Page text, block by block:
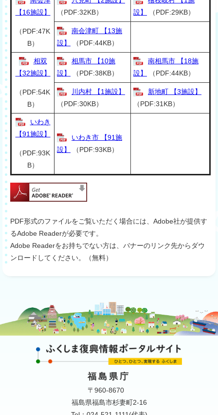
【16施設】
（PDF:47K
B）
（PDF:32KB）
設】
（PDF:29KB）
南会津町 【13施
設】
（PDF:44KB）
相双
【32施設】
（PDF:54K
B）
相馬市 【10施
設】
（PDF:38KB）
南相馬市 【18施
設】
（PDF:44KB）
川内村 【1施設】
（PDF:30KB）
新地町 【3施設】
（PDF:31KB）
いわき
【91施設】
（PDF:93K
B）
いわき市 【91施
設】
（PDF:93KB）
PDF形式のファイルをご覧いただく場合には、Adobe社が提供す
るAdobe Readerが必要です。
Adobe Readerをお持ちでない方は、バナーのリンク先からダウ
ンロードしてください。（無料）
福島県庁
〒960-8670
福島県福島市杉妻町2-16